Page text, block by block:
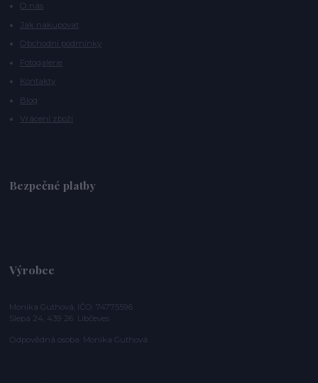
O nás
Jak nakupovat
Obchodní podmínky
Fotogalerie
Kontakty
Blog
Vrácení zboží
Bezpečné platby
Výrobce
Monika Guthová, IČO: 74775596
Slepá 24, 439 26 Libčeves
Odpovědná osoba: Monika Guthová